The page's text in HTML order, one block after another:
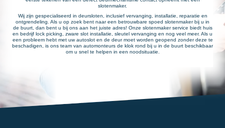
slotenmaker.
Wij zijn gespecialiseerd in deursloten, inclusief vervanging, installatie, reparatie en
ontgrendeling. Als u op zoek bent naar een betrouwbare spoed slotenmaker bij u in
de buurt, dan bent u bij ons aan het juiste adres! Onze slotenmaker service biedt huis
en bedrijf lock picking, zware slot installatie, sleutel vervanging en nog veel meer. Als u
een probleem hebt met uw autoslot en de deur moet worden geopend zonder deze te
beschadigen, is ons team van automonteurs de klok rond bij u in de buurt beschikbaar
om u snel te helpen in een noodsituatie.